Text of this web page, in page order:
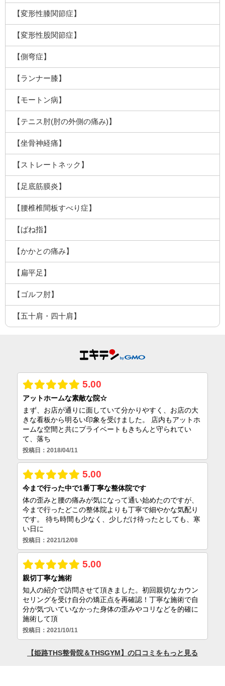
【変形性膝関節症】
【変形性股関節症】
【側弯症】
【ランナー膝】
【モートン病】
【テニス肘(肘の外側の痛み)】
【坐骨神経痛】
【ストレートネック】
【足底筋膜炎】
【腰椎椎間板すべり症】
【ばね指】
【かかとの痛み】
【扁平足】
【ゴルフ肘】
【五十肩・四十肩】